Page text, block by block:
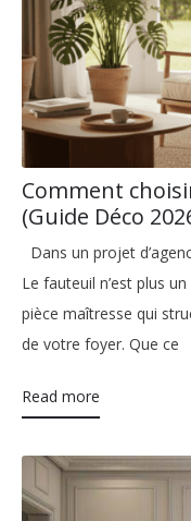
Comment
(Guide Déco
Dans un projet
Le fauteuil n’est plus
pièce maîtresse qui
de votre foyer. Que ce
Read more